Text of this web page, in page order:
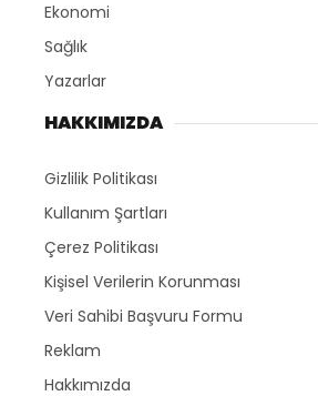
Ekonomi
Sağlık
Yazarlar
HAKKIMIZDA
Gizlilik Politikası
Kullanım Şartları
Çerez Politikası
Kişisel Verilerin Korunması
Veri Sahibi Başvuru Formu
Reklam
Hakkımızda